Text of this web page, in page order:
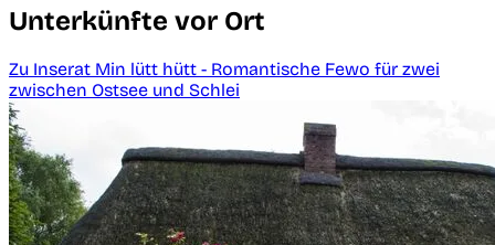
Unterkünfte vor Ort
Zu Inserat Min lütt hütt - Romantische Fewo für zwei
zwischen Ostsee und Schlei